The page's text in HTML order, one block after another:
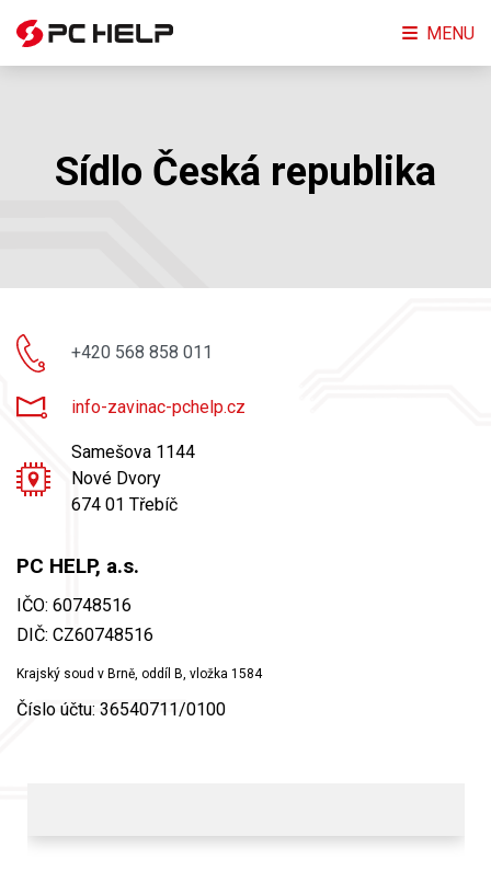
Sídlo Česká republika
+420 568 858 011
info-zavinac-pchelp.cz
Samešova 1144
Nové Dvory
674 01 Třebíč
PC HELP, a.s.
IČO: 60748516
DIČ: CZ60748516
Krajský soud v Brně, oddíl B, vložka 1584
Číslo účtu: 36540711/0100
MENU